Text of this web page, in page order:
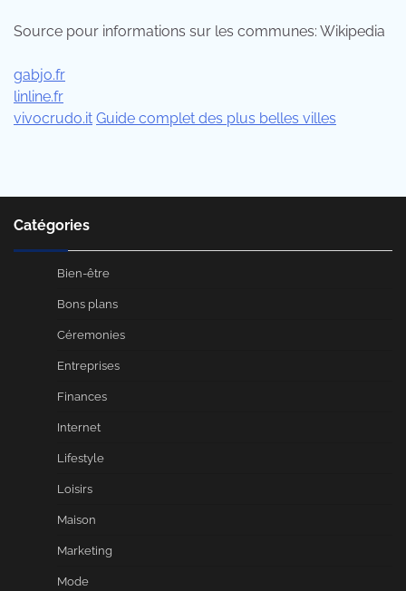
Source pour informations sur les communes: Wikipedia
gabjo.fr
linline.fr
vivocrudo.it Guide complet des plus belles villes
Catégories
Bien-être
Bons plans
Céremonies
Entreprises
Finances
Internet
Lifestyle
Loisirs
Maison
Marketing
Mode